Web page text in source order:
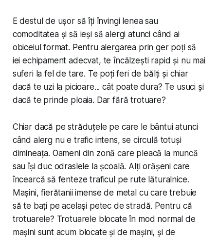
E destul de ușor să îți învingi lenea sau
comoditatea și să ieși să alergi atunci când ai
obiceiul format. Pentru alergarea prin ger poți să
iei echipament adecvat, te încălzești rapid și nu mai
suferi la fel de tare. Te poți feri de bălți și chiar
dacă te uzi la picioare... cât poate dura? Te usuci și
dacă te prinde ploaia. Dar fără trotuare?
Chiar dacă pe străduțele pe care le bântui atunci
când alerg nu e trafic intens, se circulă totuși
dimineața. Oameni din zonă care pleacă la muncă
sau își duc odraslele la școală. Alți orășeni care
încearcă să fenteze traficul pe rute lăturalnice.
Mașini, fierătanii imense de metal cu care trebuie
să te bați pe același petec de stradă. Pentru că
trotuarele? Trotuarele blocate în mod normal de
mașini sunt acum blocate și de mașini, și de